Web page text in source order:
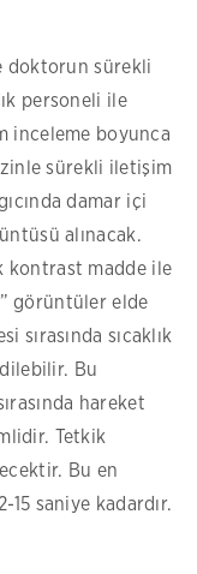
doktorun sürekli
personeli ile
inceleme boyunca
sürekli iletişim
damar içi
alınacak.
kontrast madde ile
görüntüler elde
sırasında sıcaklık
Bu
hareket
Tetkik
Bu en
15 saniye kadardır.